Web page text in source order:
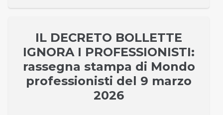
IL DECRETO BOLLETTE
IGNORA I PROFESSIONISTI:
rassegna stampa di Mondo
professionisti del 9 marzo
2026